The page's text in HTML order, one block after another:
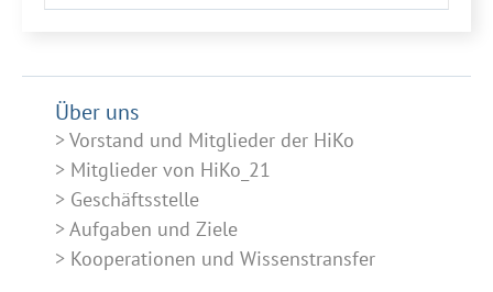
Über uns
Vorstand und Mitglieder der HiKo
Mitglieder von HiKo_21
Geschäftsstelle
Aufgaben und Ziele
Kooperationen und Wissenstransfer